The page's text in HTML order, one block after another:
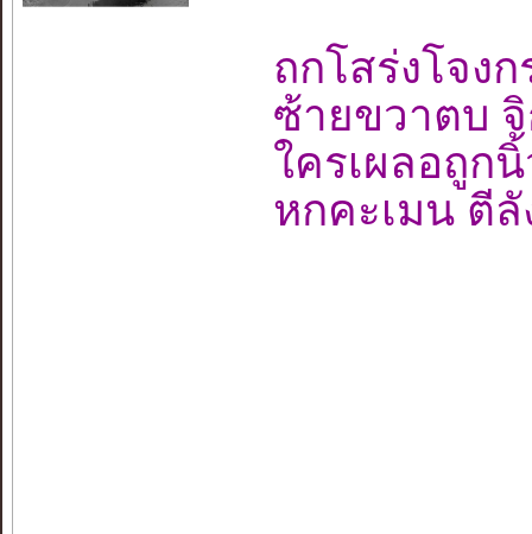
ถกโสร่งโจง
ซ้ายขวาตบ
ใครเผลอถูก
หกคะเมน ตี